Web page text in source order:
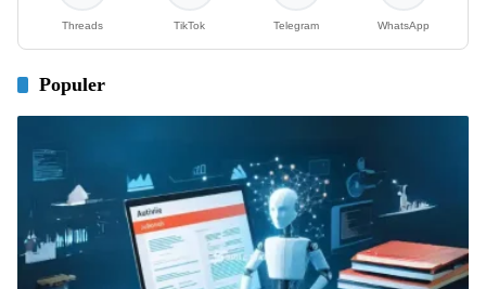
Threads TikTok Telegram WhatsApp
Populer